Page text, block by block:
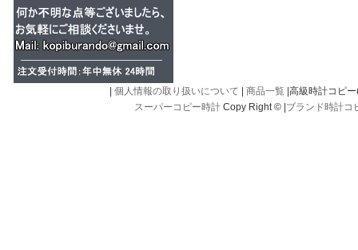
個人情報の取り扱いについて 商品一覧 |高級時計コピ
スーパーコピー時計Copy Right © | ブランド時計コ